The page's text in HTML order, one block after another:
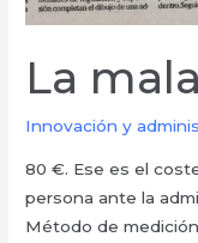
La
Innovación y
80 €. Ese es el
persona ante la
Método de